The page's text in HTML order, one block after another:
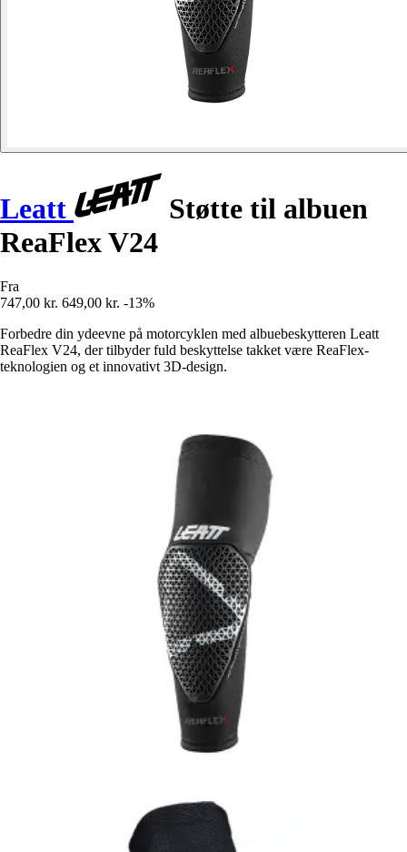
Leatt
Støtte til albuen
ReaFlex V24
Fra
747,00 kr. 649,00 kr. -13%
Forbedre din ydeevne på motorcyklen med albuebeskytteren Leatt
ReaFlex V24, der tilbyder fuld beskyttelse takket være ReaFlex-
teknologien og et innovativt 3D-design.